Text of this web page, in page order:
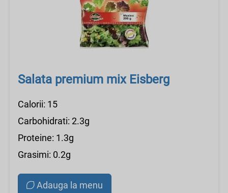
Salata premium mix Eisberg
Calorii: 15
Carbohidrati: 2.3g
Proteine: 1.3g
Grasimi: 0.2g
Adauga la menu